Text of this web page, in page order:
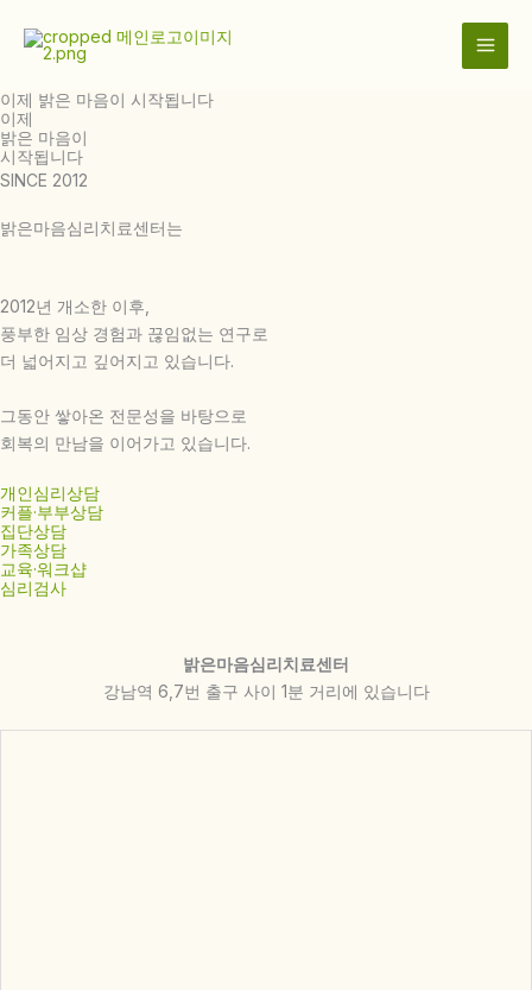
로
건
너
뛰
이제 밝은 마음이 시작됩니다
이제
밝은 마음이
시작됩니다
SINCE 2012
밝은마음심리치료센터는
2012년 개소한 이후,
풍부한 임상 경험과 끊임없는 연구로
더 넓어지고 깊어지고 있습니다.
그동안 쌓아온 전문성을 바탕으로
회복의 만남을 이어가고 있습니다.
개인심리상담
커플·부부상담
집단상담
가족상담
교육·워크샵
심리검사
밝은마음심리치료센터
강남역 6,7번 출구 사이 1분 거리에 있습니다